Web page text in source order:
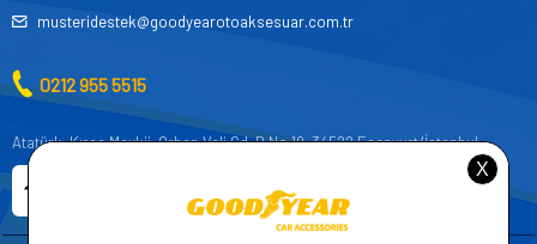
musteridestek@goodyearotoaksesuar.com.tr
0212 955 5515
Atatürk, Kıraç Mevkii, Orhan Veli Cd. D:No:19, 34522 Esenyurt/İstanbul